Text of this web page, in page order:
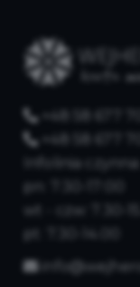
+48 58 677 70
+48 58 677
Infolinia czynna: